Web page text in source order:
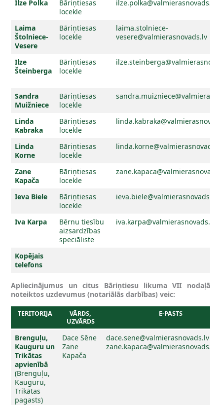
Ilze Polka
Bāriņtiesas
locekle
ilze.polka@valmierasnovads.lv
Laima
Štolniece-
Vesere
Bāriņtiesas
locekle
laima.stolniece-
vesere@valmierasnovads.lv
Ilze
Šteinberga
Bāriņtiesas
locekle
Sandra
Muižniece
Bāriņtiesas
locekle
Linda
Kabraka
Bāriņtiesas
locekle
Linda
Korne
Bāriņtiesas
locekle
Zane
Kapača
Bāriņtiesas
locekle
Ieva Biele
Bāriņtiesas
locekle
ieva.biele@valmierasnovads.lv
Iva Karpa
Bērnu tiesību
aizsardzības
speciāliste
iva.karpa@valmierasnovads.lv
Kopējais
telefons
Apliecinājumus un citus Bāriņtiesu likuma VII nodaļā
noteiktos uzdevumus (notariālās darbības) veic:
TERITORIJA
VĀRDS,
UZVĀRDS
E-PASTS
Brenguļu,
Kauguru un
Trikātas
apvienībā
(Brenguļu,
Kauguru,
Trikātas
pagasts)
Dace Sēne
Zane
Kapača
dace.sene@valmierasnovads.lv
zane.kapaca@valmierasnovads.lv